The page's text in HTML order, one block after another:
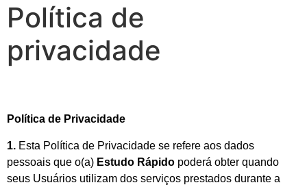
Política de
privacidade
Política de Privacidade
1. Esta Política de Privacidade se refere aos dados
pessoais que o(a) Estudo Rápido poderá obter quando
seus Usuários utilizam dos serviços prestados durante a